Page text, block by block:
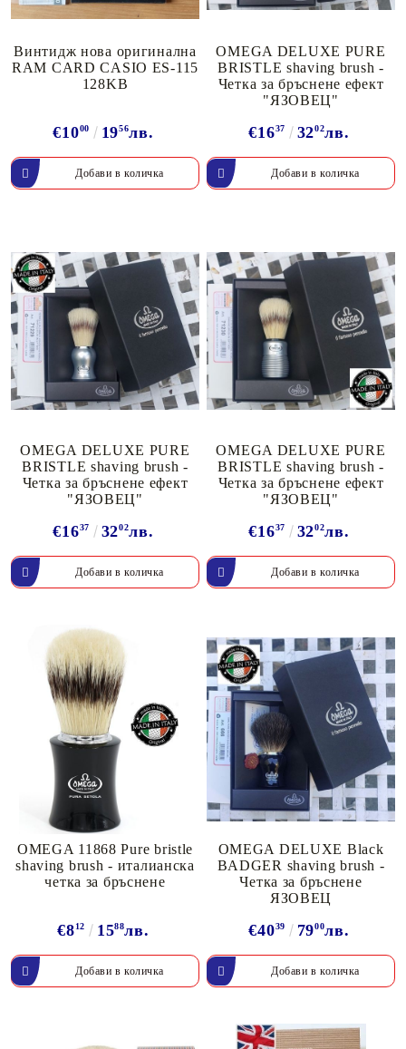
Винтидж нова оригинална
RAM CARD CASIO ES-115
128KB
€1000 1956лв.
OMEGA DELUXE PURE
BRISTLE shaving brush -
Четка за бръснене ефект
"ЯЗОВЕЦ"
€1637 3202лв.
OMEGA DELUXE PURE
BRISTLE shaving brush -
Четка за бръснене ефект
"ЯЗОВЕЦ"
€1637 3202лв.
OMEGA DELUXE PURE
BRISTLE shaving brush -
Четка за бръснене ефект
"ЯЗОВЕЦ"
€1637 3202лв.
OMEGA 11868 Pure bristle
shaving brush - италианска
четка за бръснене
€812 1588лв.
OMEGA DELUXE Black
BADGER shaving brush -
Четка за бръснене
ЯЗОВЕЦ
€4039 7900лв.